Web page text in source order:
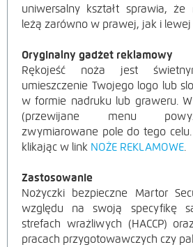
uniwersalny kształt sprawia, że
leżą zarówno w prawej, jak i lewej
Oryginalny gadżet reklamowy
Rękojeść noża jest
umieszczenie Twojego logo lub
w formie nadruku lub graweru.
(przewijane menu
zwymiarowane pole do tego
klikając w link NOŻE REKLAMOWE.
Zastosowanie
Nożyczki bezpieczne Martor
względu na swoją specyfikę
strefach wrażliwych (HACCP)
pracach przygotowawczych czy